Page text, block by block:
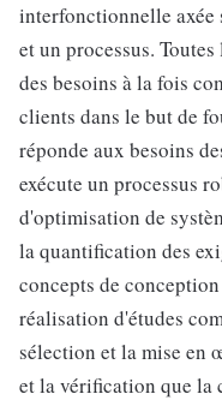
interfonctionnelle axée
et un processus.
des besoins à la fois
clients dans le but de
réponde aux besoins
exécute un processus
d'optimisation de
la quantification des
concepts de
réalisation d'études
sélection et la mise en
et la vérification que la